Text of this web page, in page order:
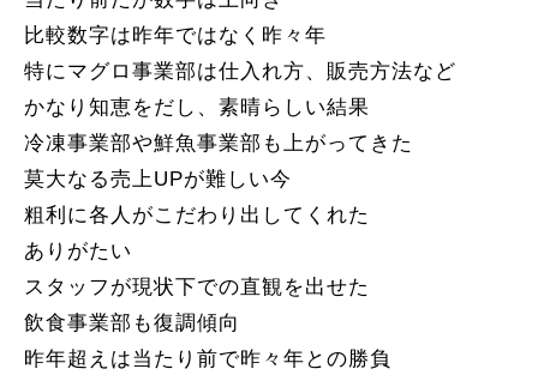
比較数字は昨年ではなく昨々年
特にマグロ事業部は仕入れ方、販売方法など
かなり知恵をだし、素晴らしい結果
冷凍事業部や鮮魚事業部も上がってきた
莫大なる売上UPが難しい今
粗利に各人がこだわり出してくれた
ありがたい
スタッフが現状下での直観を出せた
飲食事業部も復調傾向
昨年超えは当たり前で昨々年との勝負